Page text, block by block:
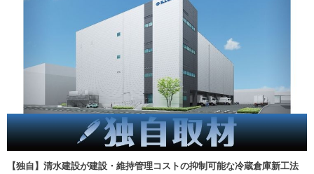
【独自】清水建設が建設・維持管理コストの抑制可能な冷蔵倉庫新工法